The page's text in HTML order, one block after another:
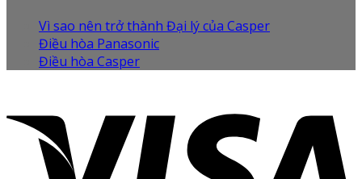
Vì sao nên trở thành Đại lý của Casper
Điều hòa Panasonic
Điều hòa Casper